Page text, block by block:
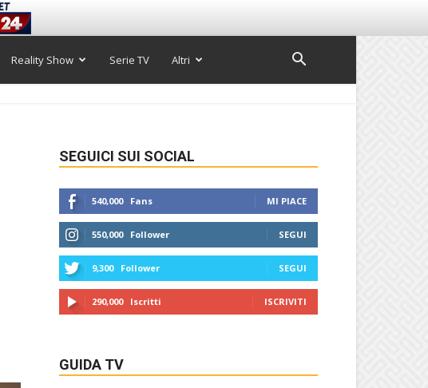
Reality Show Serie TV Altri
SEGUICI SUI SOCIAL
540,000 Fans MI PIACE
550,000 Follower SEGUI
9,300 Follower SEGUI
290,000 Iscritti ISCRIVITI
GUIDA TV